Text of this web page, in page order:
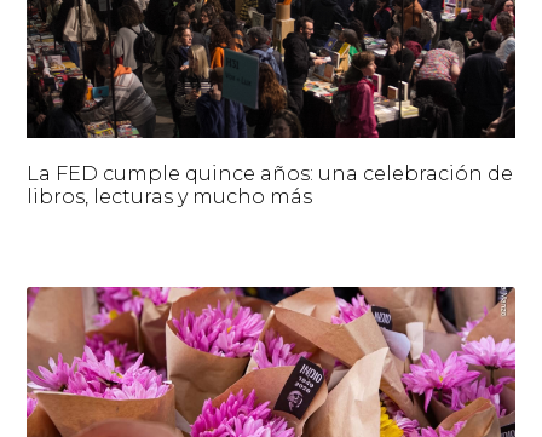
La FED cumple quince años: una celebración de
libros, lecturas y mucho más